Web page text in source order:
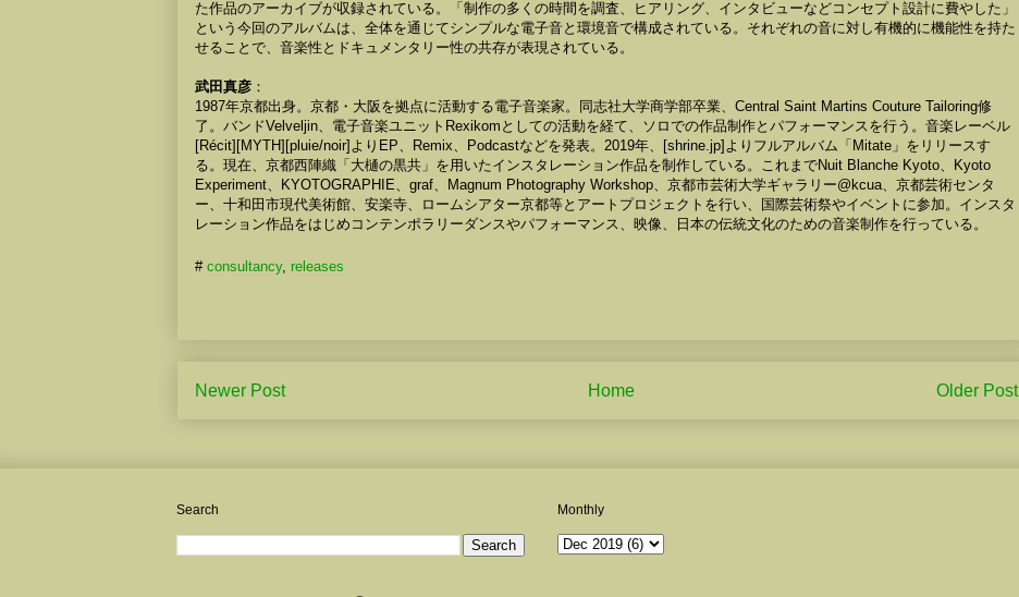
た作品のアーカイブが収録されている。「制作の多くの時間を調査、ヒアリング、インタビューなどコンセプト設計に費やした」
という今回のアルバムは、全体を通じてシンプルな電子音と環境音で構成されている。それぞれの音に対し有機的に機能性を持た
せることで、音楽性とドキュメンタリー性の共存が表現されている。
武田真彦 ：
1987年京都出身。京都・大阪を拠点に活動する電子音楽家。同志社大学商学部卒業、Central Saint Martins Couture Tailoring修
了。バンドVelveljin、電子音楽ユニットRexikomとしての活動を経て、ソロでの作品制作とパフォーマンスを行う。音楽レーベル
[Récit][MYTH][pluie/noir]よりEP、Remix、Podcastなどを発表。2019年、[shrine.jp]よりフルアルバム「Mitate」をリリースす
る。現在、京都西陣織「大樋の黒共」を用いたインスタレーション作品を制作している。これまでNuit Blanche Kyoto、Kyoto
Experiment、KYOTOGRAPHIE、graf、Magnum Photography Workshop、京都市芸術大学ギャラリー@kcua、京都芸術センタ
ー、十和田市現代美術館、安楽寺、ロームシアター京都等とアートプロジェクトを行い、国際芸術祭やイベントに参加。インスタ
レーション作品をはじめコンテンポラリーダンスやパフォーマンス、映像、日本の伝統文化のための音楽制作を行っている。
# consultancy, releases
Newer Post Older Post
Home
Search Monthly